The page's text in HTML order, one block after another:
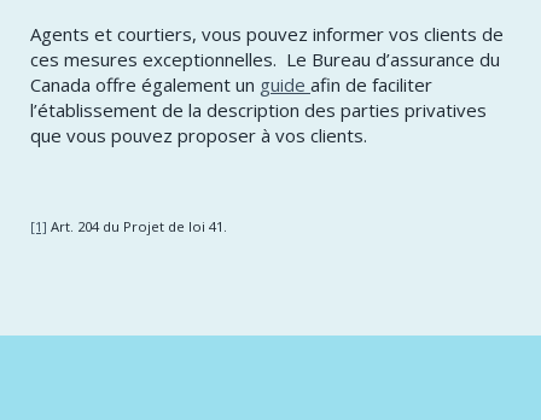
Agents et courtiers, vous pouvez informer vos clients de
ces mesures exceptionnelles. Le Bureau d’assurance du
Canada offre également un guide afin de faciliter
l’établissement de la description des parties privatives
que vous pouvez proposer à vos clients.
[1] Art. 204 du Projet de loi 41.